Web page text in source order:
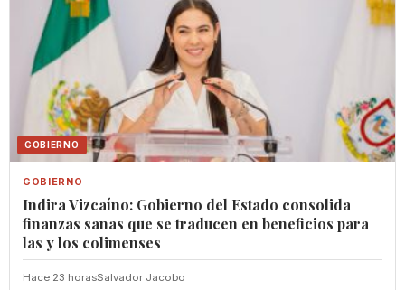
GOBIERNO
GOBIERNO
Indira Vizcaíno: Gobierno del Estado consolida
finanzas sanas que se traducen en beneficios para
las y los colimenses
Hace 23 horasSalvador Jacobo